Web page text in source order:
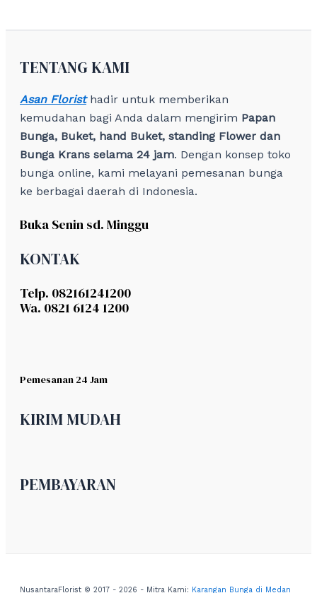
TENTANG KAMI
Asan Floristhadir untuk memberikan
kemudahan bagi Anda dalam mengirim Papan
Bunga, Buket, hand Buket, standing Flower dan
Bunga Krans selama 24 jam. Dengan konsep toko
bunga online, kami melayani pemesanan bunga
ke berbagai daerah di Indonesia.
Buka Senin sd. Minggu
KONTAK
Telp. 082161241200
Wa. 0821 6124 1200
Pemesanan 24 Jam
KIRIM MUDAH
PEMBAYARAN
NusantaraFlorist © 2017 - 2026 - Mitra Kami: Karangan Bunga di Medan